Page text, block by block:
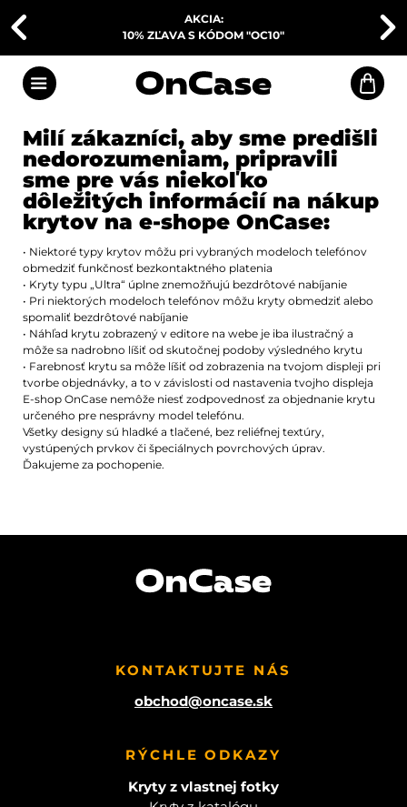
AKCIA:
10% ZĽAVA S KÓDOM "OC10"
Milí zákazníci, aby sme predišli
nedorozumeniam, pripravili
sme pre vás niekoľko
dôležitých informácií na nákup
krytov na e-shope OnCase:
• Niektoré typy krytov môžu pri vybraných modeloch telefónov
obmedziť funkčnosť bezkontaktného platenia
• Kryty typu „Ultra“ úplne znemožňujú bezdrôtové nabíjanie
• Pri niektorých modeloch telefónov môžu kryty obmedziť alebo
spomaliť bezdrôtové nabíjanie
• Náhľad krytu zobrazený v editore na webe je iba ilustračný a
môže sa nadrobno líšiť od skutočnej podoby výsledného krytu
• Farebnosť krytu sa môže líšiť od zobrazenia na tvojom displeji pri
tvorbe objednávky, a to v závislosti od nastavenia tvojho displeja
E-shop OnCase nemôže niesť zodpovednosť za objednanie krytu
určeného pre nesprávny model telefónu.
Všetky designy sú hladké a tlačené, bez reliéfnej textúry,
vystúpených prvkov či špeciálnych povrchových úprav.
Ďakujeme za pochopenie.
KONTAKTUJTE NÁS
obchod@oncase.sk
RÝCHLE ODKAZY
Kryty z vlastnej fotky